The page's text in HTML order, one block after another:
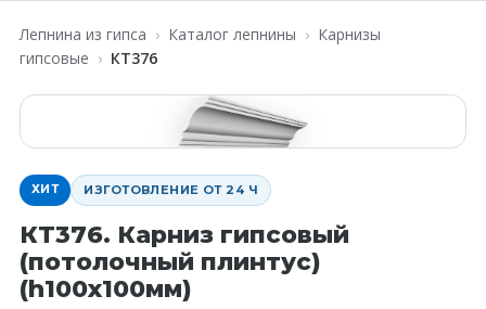
Лепнина из гипса › Каталог лепнины › Карнизы
гипсовые › КT376
ХИТ ИЗГОТОВЛЕНИЕ ОТ 24 Ч
КT376. Карниз гипсовый
(потолочный плинтус)
(h100x100мм)